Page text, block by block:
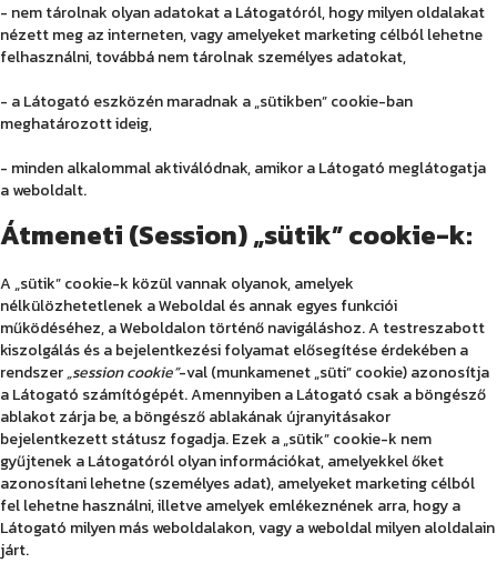
- nem tárolnak olyan adatokat a Látogatóról, hogy milyen oldalakat
nézett meg az interneten, vagy amelyeket marketing célból lehetne
felhasználni, továbbá nem tárolnak személyes adatokat,
- a Látogató eszközén maradnak a „sütikben” cookie-ban
meghatározott ideig,
- minden alkalommal aktiválódnak, amikor a Látogató meglátogatja
a weboldalt.
Átmeneti (Session)„sütik” cookie-k:
A „sütik” cookie-k közül vannak olyanok, amelyek
nélkülözhetetlenek a Weboldal és annak egyes funkciói
működéséhez, a Weboldalon történő navigáláshoz. A testreszabott
kiszolgálás és a bejelentkezési folyamat elősegítése érdekében a
rendszer„session cookie”-val (munkamenet „süti” cookie) azonosítja
a Látogató számítógépét. Amennyiben a Látogató csak a böngésző
ablakot zárja be, a böngésző ablakának újranyitásakor
bejelentkezett státusz fogadja. Ezek a „sütik” cookie-k nem
gyűjtenek a Látogatóról olyan információkat, amelyekkel őket
azonosítani lehetne (személyes adat), amelyeket marketing célból
fel lehetne használni, illetve amelyek emlékeznének arra, hogy a
Látogató milyen más weboldalakon, vagy a weboldal milyen aloldalain
járt.